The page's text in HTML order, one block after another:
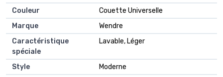
Couleur
Couette Universelle
Marque
Wendre
Caractéristique
spéciale
Lavable, Léger
Style
Moderne